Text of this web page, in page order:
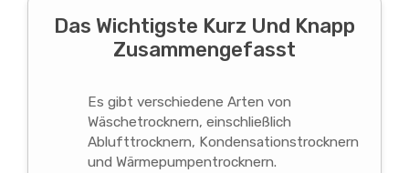
Das Wichtigste Kurz Und Knapp
Zusammengefasst
Es gibt verschiedene Arten von
Wäschetrocknern, einschließlich
Ablufttrocknern, Kondensationstrocknern
und Wärmepumpentrocknern.